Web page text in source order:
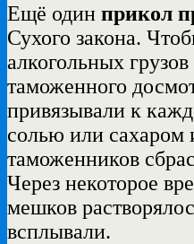
Ещё один прикол
Сухого закона.
алкогольных
таможенного
привязывали к
солью или
таможенников
Через некоторое
мешков
всплывали.